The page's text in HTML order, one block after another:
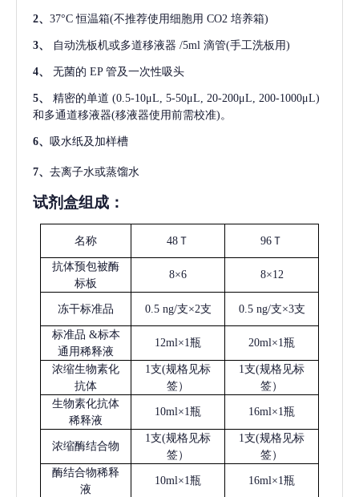
2、 37°C 恒温箱(不推荐使用细胞用 CO2 培养箱)
3、 自动洗板机或多道移液器 /5ml 滴管(手工洗板用)
4、 无菌的 EP 管及一次性吸头
5、 精密的单道 (0.5-10μL, 5-50μL, 20-200μL, 200-1000μL)
和多通道移液器(移液器使用前需校准)。
6、 吸水纸及加样槽
7、 去离子水或蒸馏水
试剂盒组成：
名称 48Ｔ 96Ｔ
抗体预包被酶
标板
8×6 8×12
冻干标准品 0.5 ng/支×2支 0.5 ng/支×3支
标准品 &标本
通用稀释液
12ml×1瓶 20ml×1瓶
浓缩生物素化
抗体
1支(规格见标
签）
1支(规格见标
签）
生物素化抗体
稀释液
10ml×1瓶 16ml×1瓶
浓缩酶结合物
1支(规格见标
签）
1支(规格见标
签）
酶结合物稀释
液
10ml×1瓶 16ml×1瓶